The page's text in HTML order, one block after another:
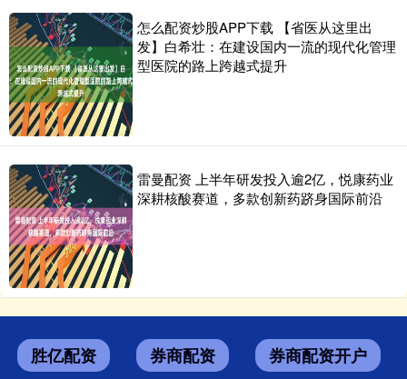
怎么配资炒股APP下载 【省医从这里出
发】白希壮：在建设国内一流的现代化管理
型医院的路上跨越式提升
雷曼配资 上半年研发投入逾2亿，悦康药业
深耕核酸赛道，多款创新药跻身国际前沿
胜亿配资 券商配资 券商配资开户